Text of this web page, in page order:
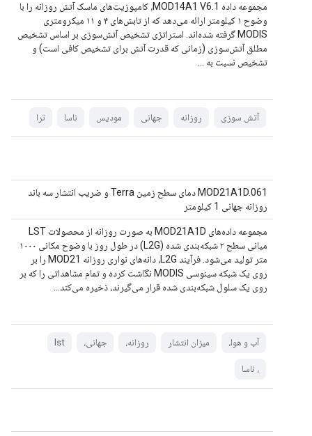
مجموعه داده MOD14A1 V6.1، کامپوزیت‌های ماسک آتش روزانه را با
وضوح ۱ کیلومتر ارائه می‌دهد که از تابش‌های ۴ و ۱۱ میکرومتری
MODIS گرفته شده‌اند. استراتژی تشخیص آتش‌سوزی بر اساس تشخیص
مطلق آتش‌سوزی (زمانی که قدرت آتش برای تشخیص کافی است) و
تشخیص نسبت به ...
آتش سوزی روزانه جهانی مودیس ناسا ترا
MOD21A1D.061 دمای سطح زمین Terra و ضریب انتشار سه باند
روزانه جهانی 1 کیلومتر
مجموعه داده‌های MOD21A1D به صورت روزانه از محصولات LST
میانی سطح ۲ شبکه‌بندی شده (L2G) در طول روز با وضوح مکانی ۱۰۰۰
متر تولید می‌شود. فرآیند L2G، دانه‌های نواری روزانه MOD21 را بر
روی یک شبکه سینوسی MODIS نگاشت کرده و تمام مشاهداتی را که بر
روی یک سلول شبکه‌بندی شده قرار می‌گیرند، ذخیره می‌کند...
آب و هوا، میزان انتشار روزانه، جهانی، lst
، ناسا